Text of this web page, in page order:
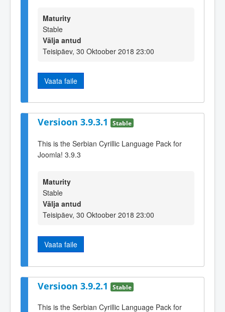
Maturity
Stable
Välja antud
Teisipäev, 30 Oktoober 2018 23:00
Vaata faile
Versioon 3.9.3.1 Stable
This is the Serbian Cyrillic Language Pack for
Joomla! 3.9.3
Maturity
Stable
Välja antud
Teisipäev, 30 Oktoober 2018 23:00
Vaata faile
Versioon 3.9.2.1 Stable
This is the Serbian Cyrillic Language Pack for